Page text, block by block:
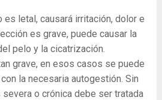
es letal, causará irritación, dolor e
es grave, puede causar la
pelo y la cicatrización.
grave, en esos casos se puede
la necesaria autogestión. Sin
o crónica debe ser tratada